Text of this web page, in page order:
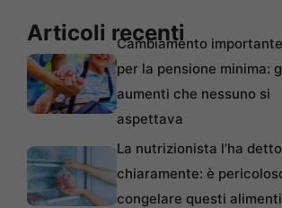
Articoli recentiCambiamento importante
per la pensione minima:
aumenti che nessuno si
aspettava
La nutrizionista l’ha detto
chiaramente: è
congelare questi alimenti